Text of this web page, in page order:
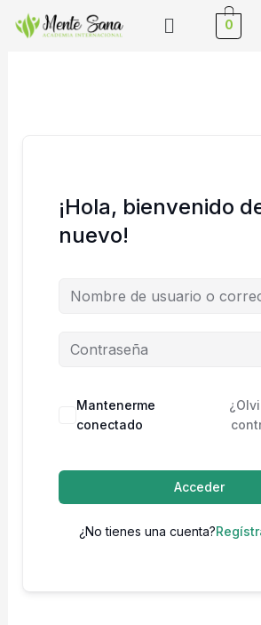
Menú 0
¡Hola, bienvenido
nuevo!
Mantenerme
conectado
Acceder
¿No tienes una cuenta?